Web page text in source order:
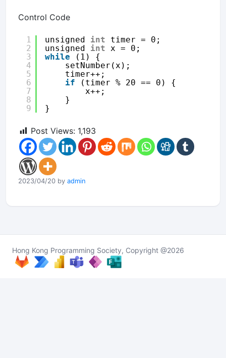
Control Code
1
2
3
4
5
6
7
8
9
unsigned int
timer = 0;
unsigned int x = 0;
while
(1) {
setNumber(x);
timer++;
if
(timer % 20 == 0) {
x++;
}
}
Post Views: 1,193
2023/04/20 by admin
Hong Kong Programming Society, Copyright @2026